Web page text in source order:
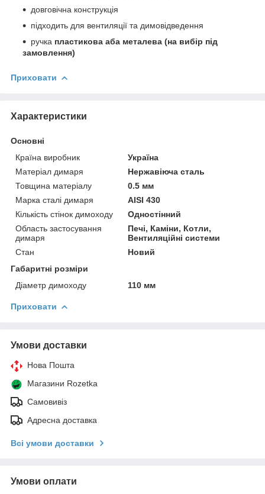
довговічна конструкція
підходить для вентиляції та димовідведення
ручка пластикова аба металева (на вибір під
замовлення)
Приховати
Характеристики
Основні
Країна виробник
Україна
Матеріал димаря
Нержавіюча сталь
Товщина матеріалу
0.5 мм
Марка сталі димаря
AISI 430
Кількість стінок димоходу
Одностінний
Область застосування
димаря
Печі, Каміни, Котли,
Вентиляційні системи
Стан
Новий
Габаритні розміри
Діаметр димоходу
110 мм
Приховати
Умови доставки
Нова Пошта
Магазини Rozetka
Самовивіз
Адресна доставка
Всі умови доставки
Умови оплати